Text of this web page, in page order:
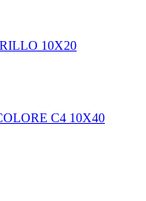
10X20
C4 10X40